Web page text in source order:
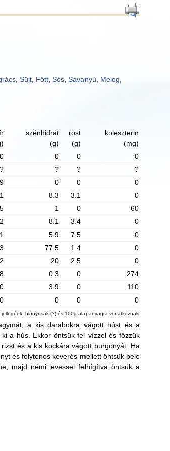
Sült Főtt Sós Savanyú Meleg
szénhidrát
(g)
rost
(g)
koleszterin
(mg)
0 0 0
0
? ? ?
?
0 0
0
8.3 3.1
0
1 0
60
8.1 3.4
0
5.9 7.5
0
77.5 1.4
0
20 2.5
0
0.3 0
274
3.9 0
110
0 0 0 0
hiányosak (?) és 100g alapanyagra vonatkoznak
a kis darabokra vágott húst és a
a hús. Ekkor öntsük fel vízzel és főzzük
és a kis kockára vágott burgonyát. Ha
és folytonos keverés mellett öntsük bele
majd némi levessel felhígítva öntsük a